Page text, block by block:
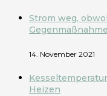
Strom weg,
14. November 2021
Heizen